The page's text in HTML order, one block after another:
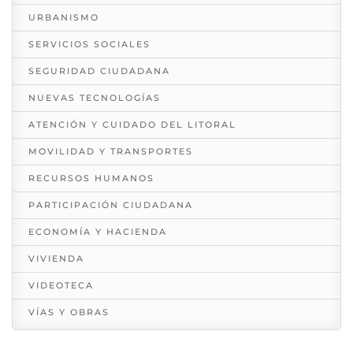
URBANISMO
SERVICIOS SOCIALES
SEGURIDAD CIUDADANA
NUEVAS TECNOLOGÍAS
ATENCIÓN Y CUIDADO DEL LITORAL
MOVILIDAD Y TRANSPORTES
RECURSOS HUMANOS
PARTICIPACIÓN CIUDADANA
ECONOMÍA Y HACIENDA
VIVIENDA
VIDEOTECA
VÍAS Y OBRAS